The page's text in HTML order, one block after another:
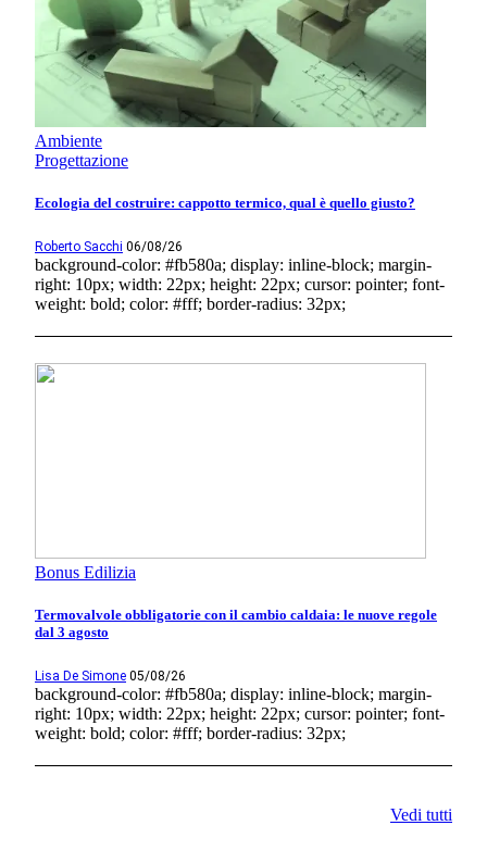
Ambiente
Progettazione
Ecologia del costruire: cappotto termico, qual è quello giusto?
Roberto Sacchi 06/08/26
background-color: #fb580a; display: inline-block; margin-
right: 10px; width: 22px; height: 22px; cursor: pointer; font-
weight: bold; color: #fff; border-radius: 32px;
Bonus Edilizia
Termovalvole obbligatorie con il cambio caldaia: le nuove regole
dal 3 agosto
Lisa De Simone 05/08/26
background-color: #fb580a; display: inline-block; margin-
right: 10px; width: 22px; height: 22px; cursor: pointer; font-
weight: bold; color: #fff; border-radius: 32px;
Vedi tutti